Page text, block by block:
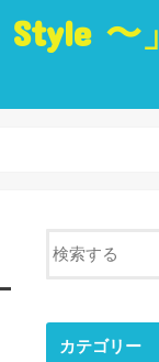
〜」
カテゴリー